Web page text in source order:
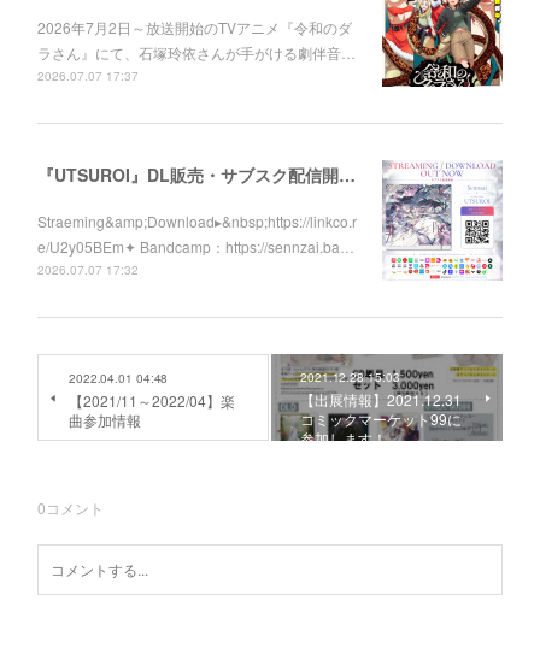
2026年7月2日～放送開始のTVアニメ『令和のダ
ラさん』にて、石塚玲依さんが手がける劇伴音…
2026.07.07 17:37
『UTSUROI』DL販売・サブスク配信開始！
Straeming&amp;Download▸&nbsp;https://linkco.r
e/U2y05BEm✦ Bandcamp：https://sennzai.ba…
2026.07.07 17:32
2022.04.01 04:48
【2021/11～2022/04】楽
曲参加情報
2021.12.28 15:03
【出展情報】2021.12.31
コミックマーケット99に
参加します！
0コメント